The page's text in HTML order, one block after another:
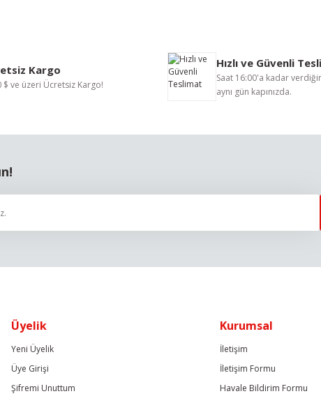
Yorum Yaz
Kargo
$ ve üzeri Ücretsiz Kargo!
Hızlı ve Güvenli
Saat 16:00'a kadar
aynı gün kapınızda.
Üyelik
Yeni Üyelik
Üye Girişi
Şifremi Unuttum
Kurumsal
İletişim
İletişim Formu
Havale Bildirim Formu